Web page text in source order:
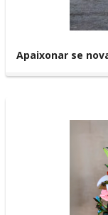
Apaixonar se